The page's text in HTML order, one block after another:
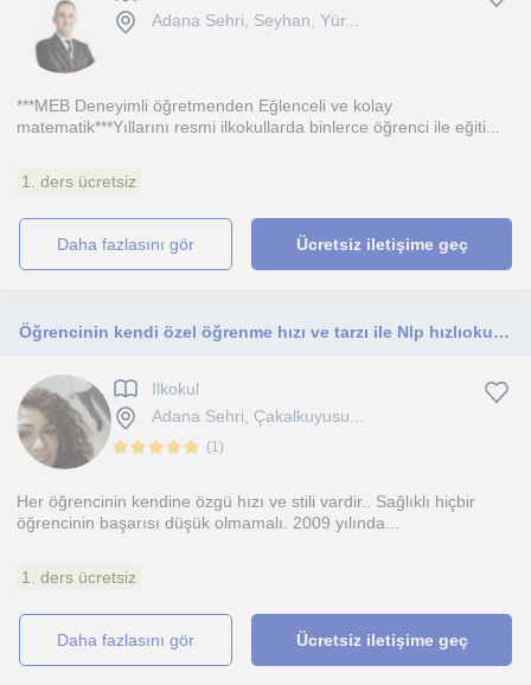
Adana Sehri, Seyhan, Yür...
***MEB Deneyimli öğretmenden Eğlenceli ve kolay
matematik***Yıllarını resmi ilkokullarda binlerce öğrenci ile eğiti...
1. ders ücretsiz
daha fazlasını gör Ücretsiz iletişime geç
Öğrencinin kendi özel öğrenme hızı ve tarzı ile Nlp hızlıokuma-anlama ve ilkokul tüm dersler konu anlatımı,soru çözümü ile koçluk
Ilkokul
Adana Sehri, Çakalkuyusu...
(1)
Her öğrencinin kendine özgü hızı ve stili vardir.. Sağlıklı hiçbir
öğrencinin başarısı düşük olmamalı. 2009 yılında...
1. ders ücretsiz
daha fazlasını gör Ücretsiz iletişime geç